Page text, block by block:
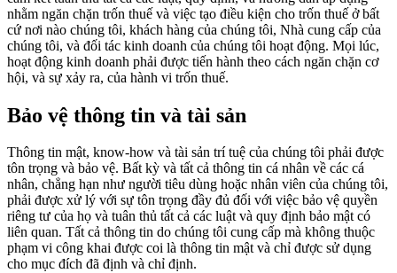
nhằm ngăn chặn trốn thuế và việc tạo điều kiện cho trốn thuế ở bất
cứ nơi nào chúng tôi, khách hàng của chúng tôi, Nhà cung cấp của
chúng tôi, và đối tác kinh doanh của chúng tôi hoạt động. Mọi lúc,
hoạt động kinh doanh phải được tiến hành theo cách ngăn chặn cơ
hội, và sự xảy ra, của hành vi trốn thuế.
Bảo vệ thông tin và tài sản
Thông tin mật, know‑how và tài sản trí tuệ của chúng tôi phải được
tôn trọng và bảo vệ. Bất kỳ và tất cả thông tin cá nhân về các cá
nhân, chẳng hạn như người tiêu dùng hoặc nhân viên của chúng tôi,
phải được xử lý với sự tôn trọng đầy đủ đối với việc bảo vệ quyền
riêng tư của họ và tuân thủ tất cả các luật và quy định bảo mật có
liên quan. Tất cả thông tin do chúng tôi cung cấp mà không thuộc
phạm vi công khai được coi là thông tin mật và chỉ được sử dụng
cho mục đích đã định và chỉ định.